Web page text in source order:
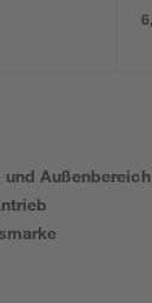
und Außenbereich